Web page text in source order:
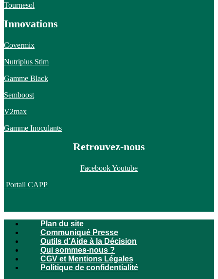
Tournesol
Innovations
Covermix
Nutriplus Stim
Gamme Black
Semboost
V2max
Gamme Inoculants
Retrouvez-nous
FacebookYoutube
Portail CAPP
Plan du site
Communiqué Presse
Outils d’Aide à la Décision
Qui sommes-nous ?
CGV et Mentions Légales
Politique de confidentialité